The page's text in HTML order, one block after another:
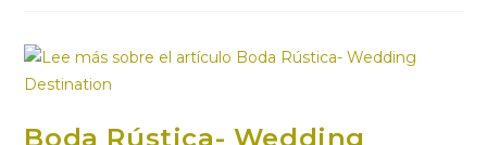
Boda Rústica- Wedding